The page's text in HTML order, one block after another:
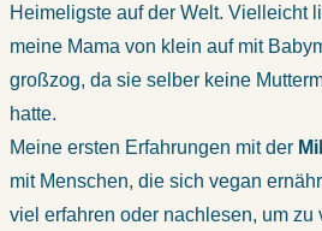
Heimeligste auf der Welt. Vielleicht
meine Mama von klein auf mit
großzog, da sie selber keine
hatte.
Meine ersten Erfahrungen mit der
mit Menschen, die sich vegan
viel erfahren oder nachlesen, um zu